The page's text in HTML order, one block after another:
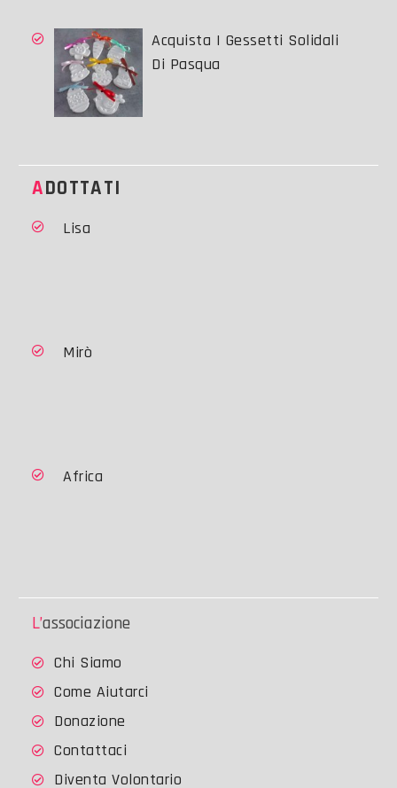
Acquista I Gessetti Solidali
Di Pasqua
ADOTTATI
Lisa
Mirò
Africa
L’associazione
Chi Siamo
Come Aiutarci
Donazione
Contattaci
Diventa Volontario